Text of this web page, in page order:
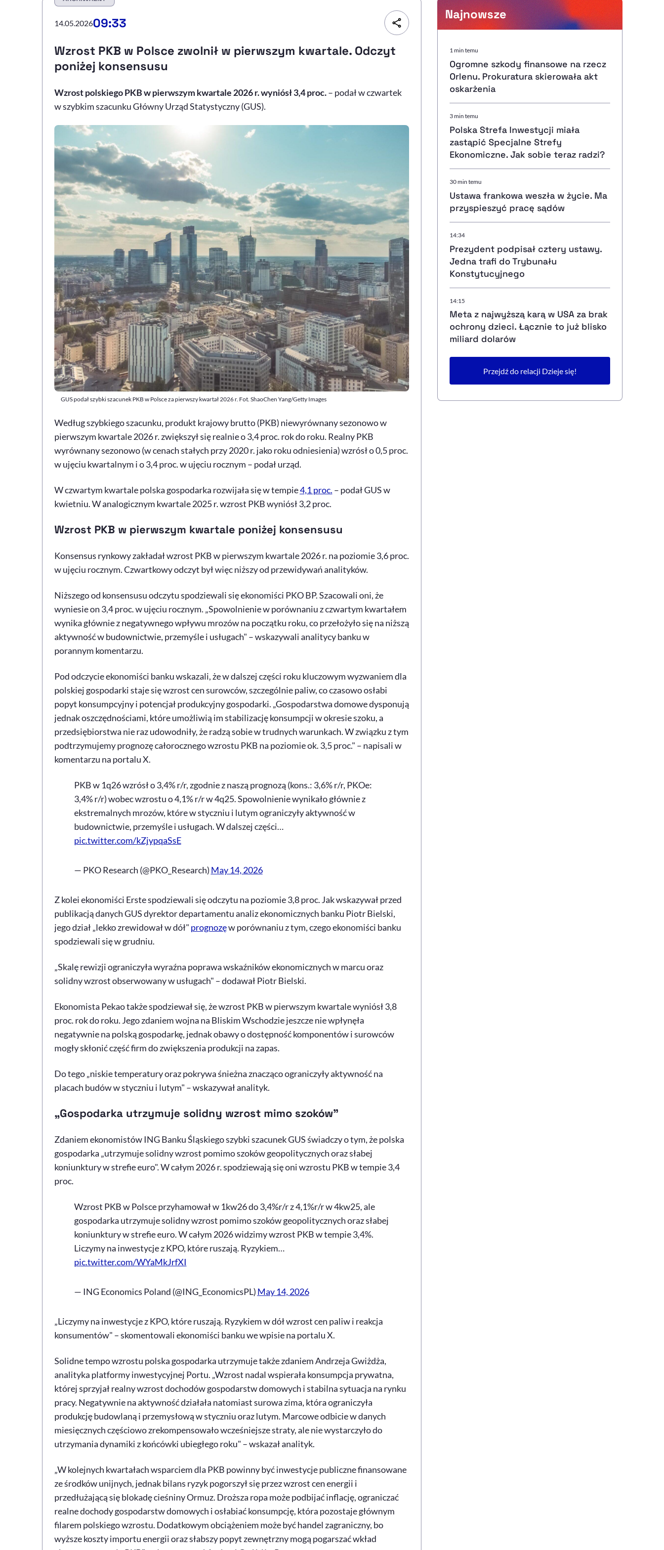
Ułatwienia dostępności wspierają:
Sprawdź, jak i dlaczego zwiększamy dostępność
Deklaracja dostępności
14.05.202609:33
Wzrost PKB w Polsce zwolnił w pierwszym kwartale. Odczyt
poniżej konsensusu
Wzrost polskiego PKB w pierwszym kwartale 2026 r. wyniósł 3,4 proc.– podał w czwartek
w szybkim szacunku Główny Urząd Statystyczny (GUS).
GUS podał szybki szacunek PKB w Polsce za pierwszy kwartał 2026 r. Fot. ShaoChen Yang/Getty Images
Według szybkiego szacunku, produkt krajowy brutto (PKB) niewyrównany sezonowo w
pierwszym kwartale 2026 r. zwiększył się realnie o 3,4 proc. rok do roku. Realny PKB
wyrównany sezonowo (w cenach stałych przy 2020 r. jako roku odniesienia) wzrósł o 0,5 proc.
w ujęciu kwartalnym i o 3,4 proc. w ujęciu rocznym – podał urząd.
W czwartym kwartale polska gospodarka rozwijała się w tempie4,1 proc. – podał GUS w
kwietniu. W analogicznym kwartale 2025 r. wzrost PKB wyniósł 3,2 proc.
Wzrost PKB w pierwszym kwartale poniżej konsensusu
Konsensus rynkowy zakładał wzrost PKB w pierwszym kwartale 2026 r. na poziomie 3,6 proc.
w ujęciu rocznym. Czwartkowy odczyt był więc niższy od przewidywań analityków.
Niższego od konsensusu odczytu spodziewali się ekonomiści PKO BP. Szacowali oni, że
wyniesie on 3,4 proc. w ujęciu rocznym. „Spowolnienie w porównaniu z czwartym kwartałem
wynika głównie z negatywnego wpływu mrozów na początku roku, co przełożyło się na niższą
aktywność w budownictwie, przemyśle i usługach" – wskazywali analitycy banku w
porannym komentarzu.
Pod odczycie ekonomiści banku wskazali, że w dalszej części roku kluczowym wyzwaniem dla
polskiej gospodarki staje się wzrost cen surowców, szczególnie paliw, co czasowo osłabi
popyt konsumpcyjny i potencjał produkcyjny gospodarki. „Gospodarstwa domowe dysponują
jednak oszczędnościami, które umożliwią im stabilizację konsumpcji w okresie szoku, a
przedsiębiorstwa nie raz udowodniły, że radzą sobie w trudnych warunkach. W związku z tym
podtrzymujemy prognozę całorocznego wzrostu PKB na poziomie ok. 3,5 proc." – napisali w
komentarzu na portalu X.
PKB w 1q26 wzrósł o 3,4% r/r, zgodnie z naszą prognozą (kons.: 3,6% r/r, PKOe:
3,4% r/r) wobec wzrostu o 4,1% r/r w 4q25. Spowolnienie wynikało głównie z
ekstremalnych mrozów, które w styczniu i lutym ograniczyły aktywność w
budownictwie, przemyśle i usługach. W dalszej części…
pic.twitter.com/kZjypqaSsE
— PKO Research (@PKO_Research) May 14, 2026
Z kolei ekonomiści Erste spodziewali się odczytu na poziomie 3,8 proc. Jak wskazywał przed
publikacją danych GUS dyrektor departamentu analiz ekonomicznych banku Piotr Bielski,
jego dział „lekko zrewidował w dół" prognozęw porównaniu z tym, czego ekonomiści banku
spodziewali się w grudniu.
„Skalę rewizji ograniczyła wyraźna poprawa wskaźników ekonomicznych w marcu oraz
solidny wzrost obserwowany w usługach" – dodawał Piotr Bielski.
Ekonomista Pekao także spodziewał się, że wzrost PKB w pierwszym kwartale wyniósł 3,8
proc. rok do roku. Jego zdaniem wojna na Bliskim Wschodzie jeszcze nie wpłynęła
negatywnie na polską gospodarkę, jednak obawy o dostępność komponentów i surowców
mogły skłonić część firm do zwiększenia produkcji na zapas.
Do tego „niskie temperatury oraz pokrywa śnieżna znacząco ograniczyły aktywność na
placach budów w styczniu i lutym" – wskazywał analityk.
„Gospodarka utrzymuje solidny wzrost mimo szoków"
Zdaniem ekonomistów ING Banku Śląskiego szybki szacunek GUS świadczy o tym, że polska
gospodarka „utrzymuje solidny wzrost pomimo szoków geopolitycznych oraz słabej
koniunktury w strefie euro". W całym 2026 r. spodziewają się oni wzrostu PKB w tempie 3,4
proc.
Wzrost PKB w Polsce przyhamował w 1kw26 do 3,4%r/r z 4,1%r/r w 4kw25, ale
gospodarka utrzymuje solidny wzrost pomimo szoków geopolitycznych oraz słabej
koniunktury w strefie euro. W całym 2026 widzimy wzrost PKB w tempie 3,4%.
Liczymy na inwestycje z KPO, które ruszają. Ryzykiem…
pic.twitter.com/WYaMkJrfXI
— ING Economics Poland (@ING_EconomicsPL) May 14, 2026
„Liczymy na inwestycje z KPO, które ruszają. Ryzykiem w dół wzrost cen paliw i reakcja
konsumentów" – skomentowali ekonomiści banku we wpisie na portalu X.
Solidne tempo wzrostu polska gospodarka utrzymuje także zdaniem Andrzeja Gwiżdża,
analityka platformy inwestycyjnej Portu. „Wzrost nadal wspierała konsumpcja prywatna,
której sprzyjał realny wzrost dochodów gospodarstw domowych i stabilna sytuacja na rynku
pracy. Negatywnie na aktywność działała natomiast surowa zima, która ograniczyła
produkcję budowlaną i przemysłową w styczniu oraz lutym. Marcowe odbicie w danych
miesięcznych częściowo zrekompensowało wcześniejsze straty, ale nie wystarczyło do
utrzymania dynamiki z końcówki ubiegłego roku" – wskazał analityk.
„W kolejnych kwartałach wsparciem dla PKB powinny być inwestycje publiczne finansowane
ze środków unijnych, jednak bilans ryzyk pogorszył się przez wzrost cen energii i
przedłużającą się blokadę cieśniny Ormuz. Droższa ropa może podbijać inflację, ograniczać
realne dochody gospodarstw domowych i osłabiać konsumpcję, która pozostaje głównym
filarem polskiego wzrostu. Dodatkowym obciążeniem może być handel zagraniczny, bo
wyższe koszty importu energii oraz słabszy popyt zewnętrzny mogą pogarszać wkład
Najnowsze
1 min temu
Ogromne szkody finansowe na rzecz
Orlenu. Prokuratura skierowała akt
oskarżenia
3 min temu
Polska Strefa Inwestycji miała
zastąpić Specjalne Strefy
Ekonomiczne. Jak sobie teraz radzi?
30 min temu
Ustawa frankowa weszła w życie. Ma
przyspieszyć pracę sądów
14:34
Prezydent podpisał cztery ustawy.
Jedna trafi do Trybunału
Konstytucyjnego
14:15
Meta z najwyższą karą w USA za brak
ochrony dzieci. Łącznie to już blisko
miliard dolarów
Przejdź do relacji Dzieje się!